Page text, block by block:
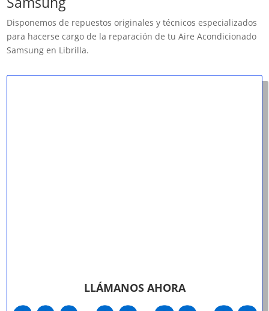
Disponemos de repuestos originales y técnicos especializados
para hacerse cargo de la reparación de tu Aire Acondicionado
Samsung en Librilla.
LLÁMANOS AHORA